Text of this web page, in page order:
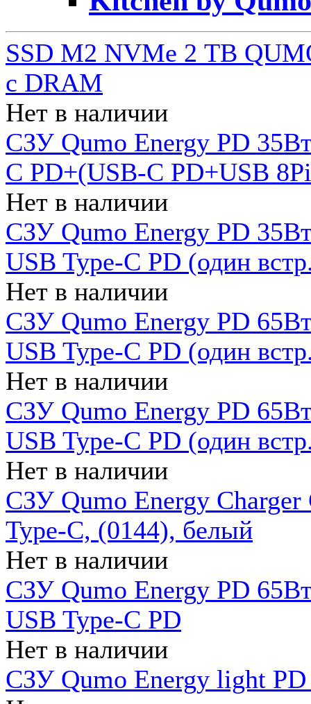
SSD M2 NVMe 2 ТB
c DRAM
Нет в наличии
СЗУ Qumo Energy PD
C PD+(USB-C PD+USB
Нет в наличии
СЗУ Qumo Energy PD
USB Type-C PD (один
Нет в наличии
СЗУ Qumo Energy PD
USB Type-C PD (один
Нет в наличии
СЗУ Qumo Energy PD
USB Type-C PD (один
Нет в наличии
СЗУ Qumo Energy
Type-C, (0144), белый
Нет в наличии
СЗУ Qumo Energy PD
USB Type-C PD
Нет в наличии
СЗУ Qumo Energy light